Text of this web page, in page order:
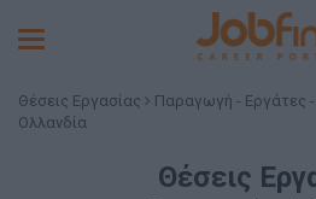
Toggle
Θέσεις Εργασίας Παραγωγή - Εργάτες -
Ολλανδία
Θέσεις